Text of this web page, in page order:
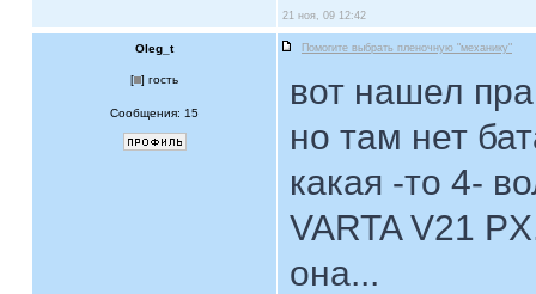
21 ноя, 09 12:42
Oleg_t Помогите выбрать пленочную "механику"
[ ] гость
Сообщения: 15
вот нашел
но там нет
какая -то 4-
VARTA V21
она...